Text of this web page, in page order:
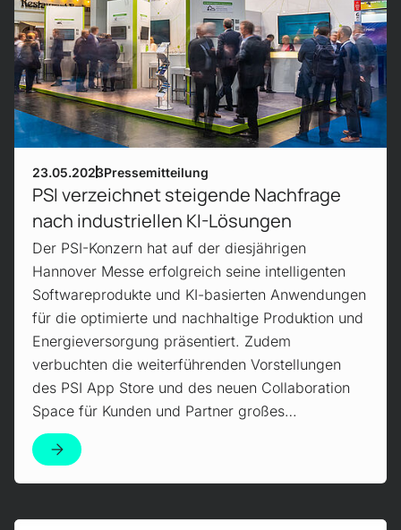
23.05.2023Pressemitteilung
PSI verzeichnet steigende Nachfrage
nach industriellen KI-Lösungen
Der PSI-Konzern hat auf der diesjährigen
Hannover Messe erfolgreich seine intelligenten
Softwareprodukte und KI-basierten Anwendungen
für die optimierte und nachhaltige Produktion und
Energieversorgung präsentiert. Zudem
verbuchten die weiterführenden Vorstellungen
des PSI App Store und des neuen Collaboration
Space für Kunden und Partner großes…